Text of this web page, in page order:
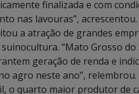
finalizada e com
nas lavouras”, acrescentou.
a atração de grandes
“Mato Grosso do
geração de renda e
agro neste ano”, relembrou.
o quarto maior produtor de